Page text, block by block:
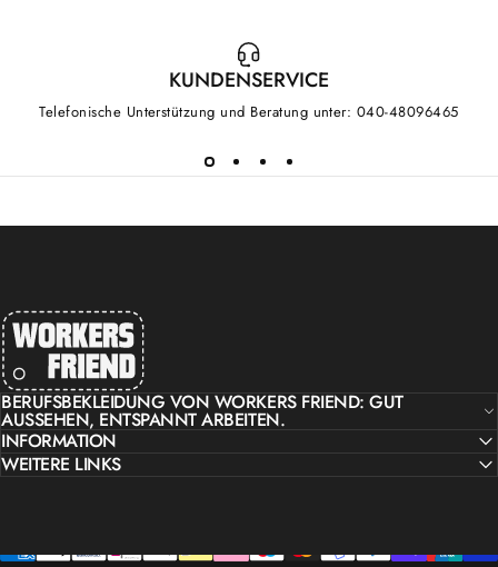
KUNDENSERVICE
Telefonische Unterstützung und Beratung unter: 040-48096465
workers friend
BERUFSBEKLEIDUNG VON WORKERS FRIEND: GUT
AUSSEHEN, ENTSPANNT ARBEITEN.
INFORMATION
WEITERE LINKS